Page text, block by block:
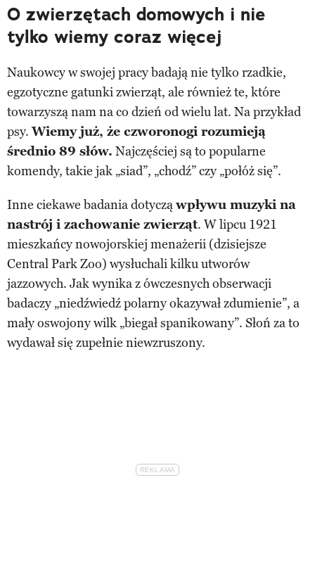
O zwierzętach domowych i nie
tylko wiemy coraz więcej
Naukowcy w swojej pracy badają nie tylko rzadkie,
egzotyczne gatunki zwierząt, ale również te, które
towarzyszą nam na co dzień od wielu lat. Na przykład
psy.Wiemy już, że czworonogi rozumieją
średnio 89 słów. Najczęściej są to popularne
komendy, takie jak „siad”, „chodź” czy „połóż się”.
Inne ciekawe badania dotycząwpływu muzyki na
nastrój i zachowanie zwierząt. W lipcu 1921
mieszkańcy nowojorskiej menażerii (dzisiejsze
Central Park Zoo) wysłuchali kilku utworów
jazzowych. Jak wynika z ówczesnych obserwacji
badaczy „niedźwiedź polarny okazywał zdumienie”, a
mały oswojony wilk „biegał spanikowany”. Słoń za to
wydawał się zupełnie niewzruszony.